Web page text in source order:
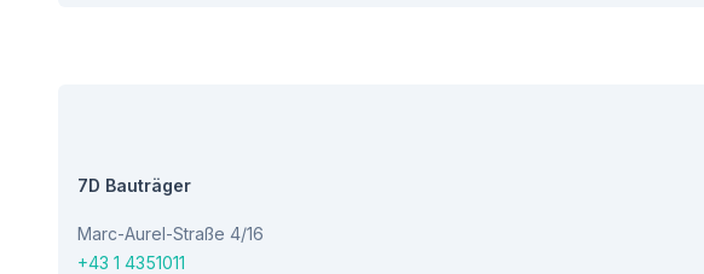
7D Bauträger
Marc-Aurel-Straße 4/16
+43 1 4351011